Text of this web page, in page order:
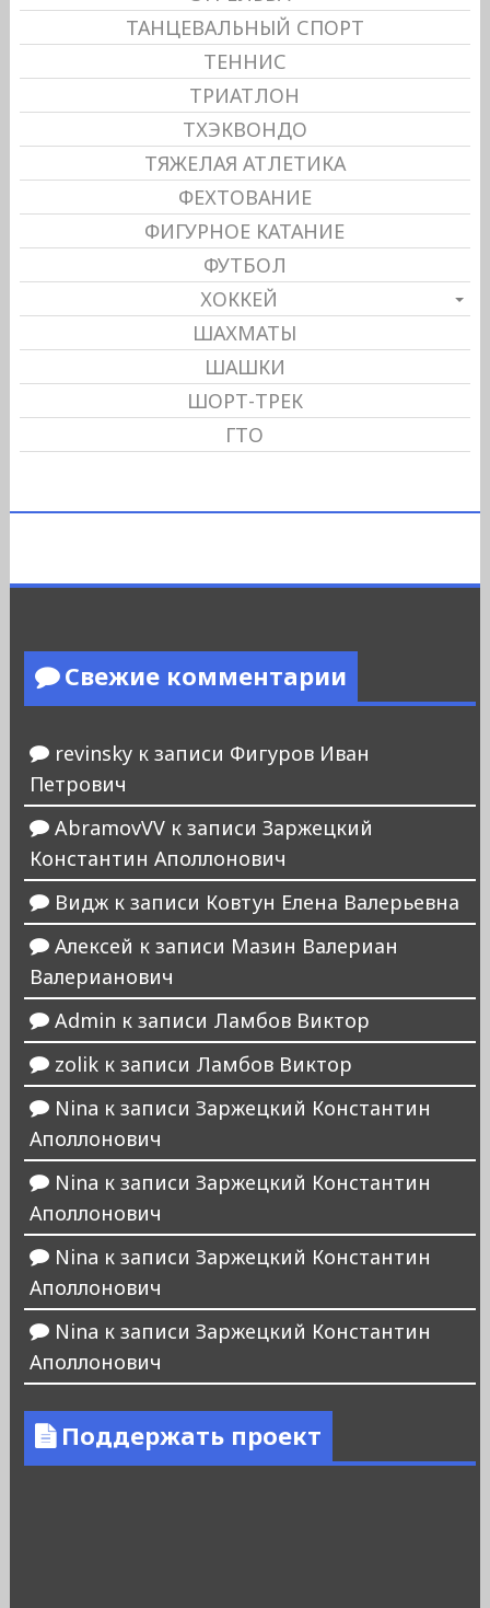
ТАНЦЕВАЛЬНЫЙ СПОРТ
ТЕННИС
ТРИАТЛОН
ТХЭКВОНДО
ТЯЖЕЛАЯ АТЛЕТИКА
ФЕХТОВАНИЕ
ФИГУРНОЕ КАТАНИЕ
ФУТБОЛ
ХОККЕЙ
ШАХМАТЫ
ШАШКИ
ШОРТ-ТРЕК
ГТО
Свежие комментарии
revinskyк записи Фигуров Иван
Петрович
AbramovVVк записи Заржецкий
Константин Аполлонович
Виджк записи Ковтун Елена Валерьевна
Алексей к записи Мазин Валериан
Валерианович
Admin к записи Ламбов Виктор
zolikк записи Ламбов Виктор
Nina к записи Заржецкий Константин
Аполлонович
Nina к записи Заржецкий Константин
Аполлонович
Nina к записи Заржецкий Константин
Аполлонович
Nina к записи Заржецкий Константин
Аполлонович
Поддержать проект